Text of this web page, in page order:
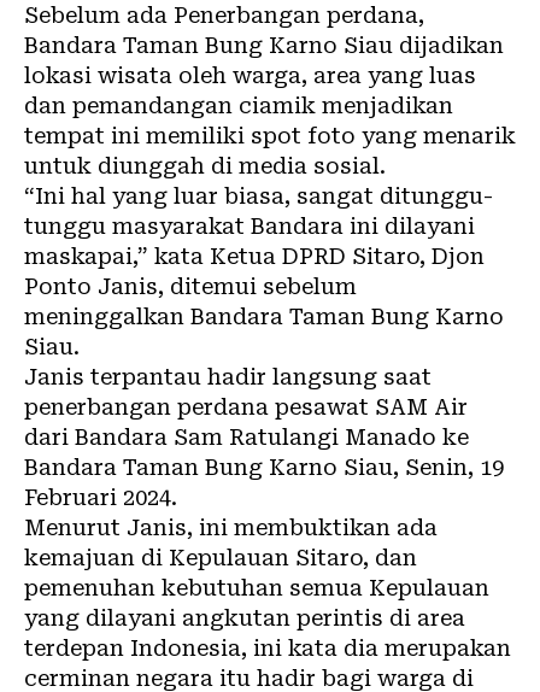
Sebelum ada Penerbangan perdana,
Bandara Taman Bung Karno Siau dijadikan
lokasi wisata oleh warga, area yang luas
dan pemandangan ciamik menjadikan
tempat ini memiliki spot foto yang menarik
untuk diunggah di media sosial.
“Ini hal yang luar biasa, sangat ditunggu-
tunggu masyarakat Bandara ini dilayani
maskapai,” kata Ketua DPRD Sitaro, Djon
Ponto Janis, ditemui sebelum
meninggalkan Bandara Taman Bung Karno
Siau.
Janis terpantau hadir langsung saat
penerbangan perdana pesawat SAM Air
dari Bandara Sam Ratulangi Manado ke
Bandara Taman Bung Karno Siau, Senin, 19
Februari 2024.
Menurut Janis, ini membuktikan ada
kemajuan di Kepulauan Sitaro, dan
pemenuhan kebutuhan semua Kepulauan
yang dilayani angkutan perintis di area
terdepan Indonesia, ini kata dia merupakan
cerminan negara itu hadir bagi warga di